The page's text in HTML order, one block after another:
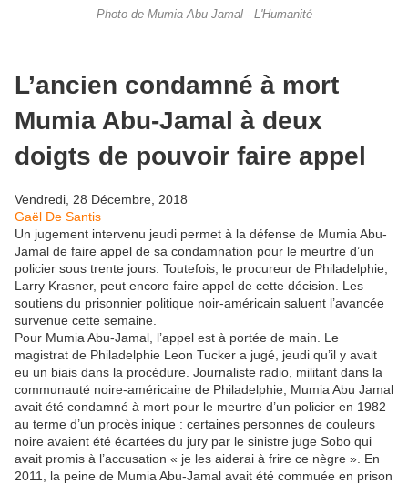
Photo de Mumia Abu-Jamal - L'Humanité
L’ancien condamné à mort
Mumia Abu-Jamal à deux
doigts de pouvoir faire appel
Vendredi, 28 Décembre, 2018
Gaël De Santis
Un jugement intervenu jeudi permet à la défense de Mumia Abu-
Jamal de faire appel de sa condamnation pour le meurtre d’un
policier sous trente jours. Toutefois, le procureur de Philadelphie,
Larry Krasner, peut encore faire appel de cette décision. Les
soutiens du prisonnier politique noir-américain saluent l’avancée
survenue cette semaine.
Pour Mumia Abu-Jamal, l’appel est à portée de main. Le
magistrat de Philadelphie Leon Tucker a jugé, jeudi qu’il y avait
eu un biais dans la procédure. Journaliste radio, militant dans la
communauté noire-américaine de Philadelphie, Mumia Abu Jamal
avait été condamné à mort pour le meurtre d’un policier en 1982
au terme d’un procès inique : certaines personnes de couleurs
noire avaient été écartées du jury par le sinistre juge Sobo qui
avait promis à l’accusation « je les aiderai à frire ce nègre ». En
2011, la peine de Mumia Abu-Jamal avait été commuée en prison